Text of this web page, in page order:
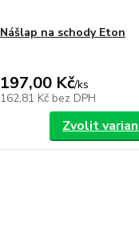
Nášlap na schody Eton
197,00 Kč/ks
162,81 Kč bez DPH
Zvolit